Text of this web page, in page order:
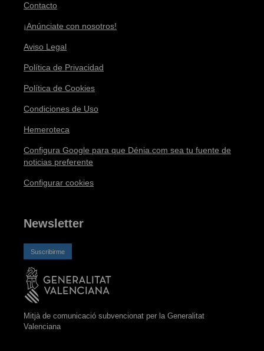
Contacto
¡Anúnciate con nosotros!
Aviso Legal
Política de Privacidad
Política de Cookies
Condiciones de Uso
Hemeroteca
Configura Google para que Dénia.com sea tu fuente de
noticias preferente
Configurar cookies
Newsletter
Suscribirme
Mitjà de comunicació subvencionat per la Generalitat
Valenciana